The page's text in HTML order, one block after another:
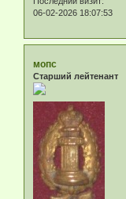
06-02-2026 18:07:53
мопс
Старший лейтенант